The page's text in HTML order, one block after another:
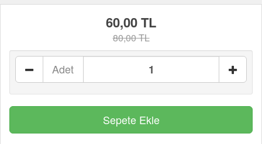
60,00 TL
80,00 TL
Adet